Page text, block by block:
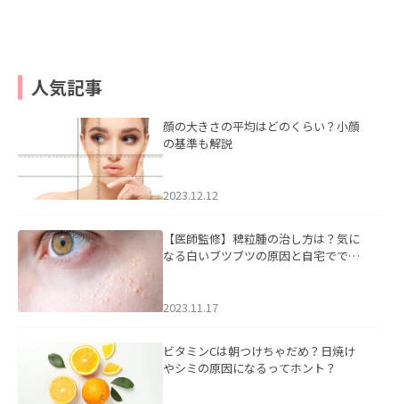
人気記事
顔の大きさの平均はどのくらい？小顔
の基準も解説
2023.12.12
【医師監修】稗粒腫の治し方は？気に
なる白いブツブツの原因と自宅ででき
2023.11.17
ビタミンCは朝つけちゃだめ？日焼け
やシミの原因になるってホント？